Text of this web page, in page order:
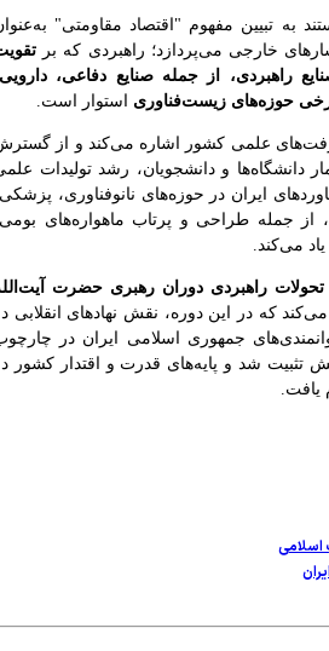
تبیین مفهوم "اقتصاد مقاومتی" به‌عنوان
خارجی می‌پردازد؛ راهبردی که برتقویت
از جمله صنایع دفاعی، دارویی،
زیست‌فناوریاستوار است.
علمی کشور اشاره می‌کند و از گسترش
و دانشجویان، رشد تولیدات علمی
ایران در حوزه‌های نانوفناوری، پزشکی،
طراحی و پرتاب ماهواره‌های بومی،
راهبردی دوران رهبری حضرت آیت‌الله
در این دوره، نقش نهادهای انقلابی در
جمهوری اسلامی ایران در چارچوب
شد و پایه‌های قدرت و اقتدار کشور در